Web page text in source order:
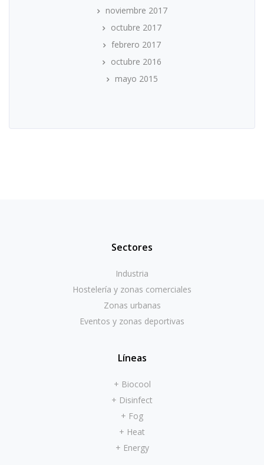
noviembre 2017
octubre 2017
febrero 2017
octubre 2016
mayo 2015
Sectores
Industria
Hostelería y zonas comerciales
Zonas urbanas
Eventos y zonas deportivas
Líneas
+ Biocool
+ Disinfect
+ Fog
+ Heat
+ Energy